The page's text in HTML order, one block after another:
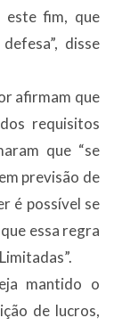
este fim, que
disse
afirmam que
requisitos
que “se
previsão de
é possível se
essa regra
mantido o
de lucros,